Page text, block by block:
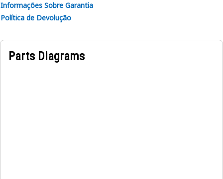
Informações Sobre Garantia
Política de Devolução
Parts Diagrams